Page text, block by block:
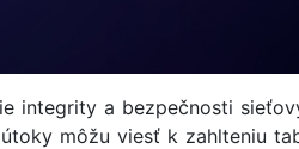
integrity a bezpečnosti
môžu viesť k zahlteniu